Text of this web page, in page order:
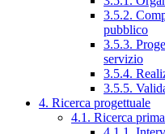
3.5.2.
pubblico
3.5.3.
servizio
3.5.4.
3.5.5.
4. Ricerca progettuale
4.1. Ricerca